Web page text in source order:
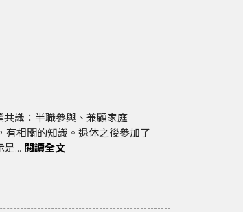
相關的知識。退休之後參加了
... 閱讀全文